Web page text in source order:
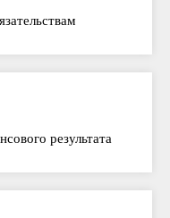
результата